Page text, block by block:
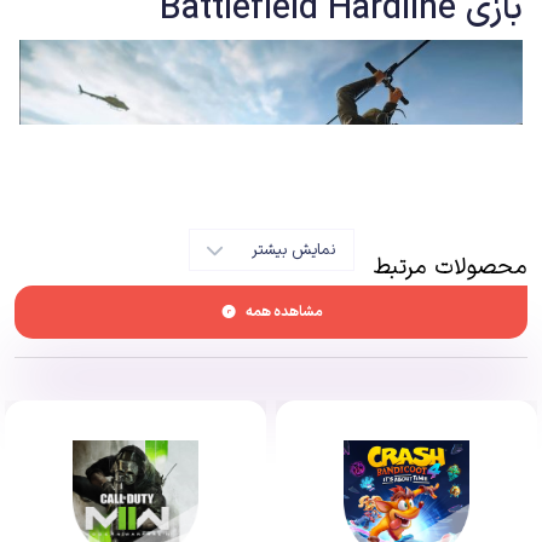
Battlefield 1942 اولین بازی این سری بود که در سال ۲۰۰۲ برای رایانه‌های
شخصی منتشر شد. از آن زمان تاکنون ۱۱ نسخه از این سری جذاب منتشر شد و در
نمایش بیشتر محصولات مرتبط
مشاهده همه